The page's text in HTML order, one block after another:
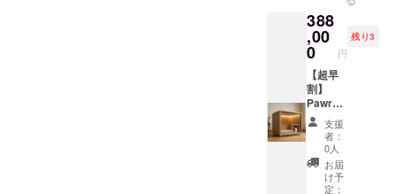
（雨ざ
らし設
置・分
解改造
など）
は保証
対象
外。
用条
件、保
証期間
あり。
通常使
用によ
る初期
不良は
無償交
換（商
品到着
後7日以
内に連
置推
奨。換
気扇・
窓付き
で通気
性も確
保。入
口ドア
はロッ
ク可
能。 ・
取扱説
明書の
76cm
60kg ・
素材：
木材
（構造
部
分）、
防音吸
音材、
ポリエ
ステル
（内
装）、
在地
（国）
： 日本
・製造
国： 日
本 ・法
人名：
株式会
社
SALVAT
ORE 2.
商品概
要につ
しま
す。 ・
カラー
展開：
白, 黒，
グレー
・商品
ステッ
カーサ
イズ：
7.5cm×
7.5cm
1. 本商
388
,00
0 円
残り3
【超早
割】
Pawrad
iseプレ
ミアム
サイズ×
ステッ
カー ・
Pawrad
支援
者：
0人
お届
け予
定：